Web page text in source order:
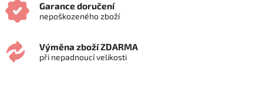
Garance doručení
nepoškozeného zboží
Výměna zboží ZDARMA
při nepadnoucí velikosti